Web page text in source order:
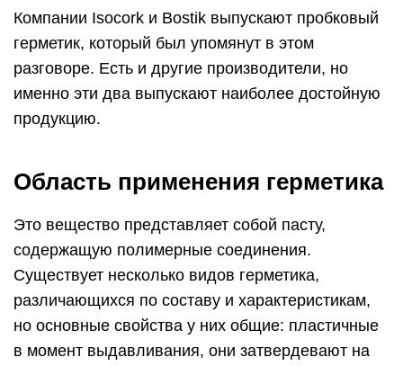
Компании Isocork и Bostik выпускают пробковый
герметик, который был упомянут в этом
разговоре. Есть и другие производители, но
именно эти два выпускают наиболее достойную
продукцию.
Область применения герметика
Это вещество представляет собой пасту,
содержащую полимерные соединения.
Существует несколько видов герметика,
различающихся по составу и характеристикам,
но основные свойства у них общие: пластичные
в момент выдавливания, они затвердевают на